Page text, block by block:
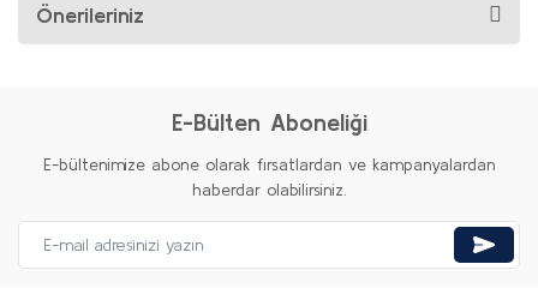
Önerileriniz
E-Bülten Aboneliği
E-bültenimize abone olarak fırsatlardan ve kampanyalardan
haberdar olabilirsiniz.